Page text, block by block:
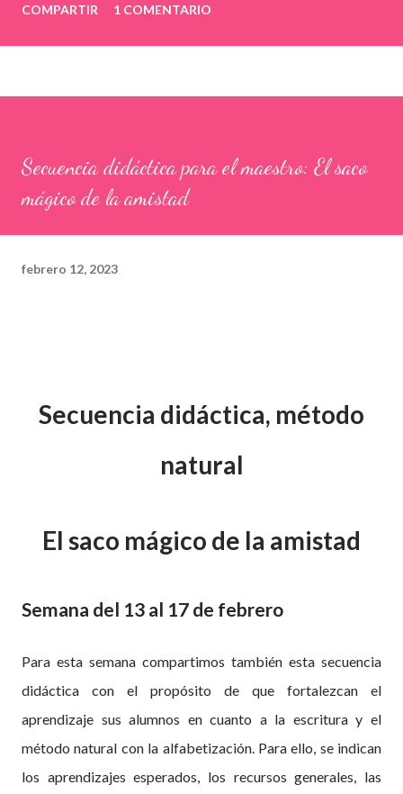
COMPARTIR 1 COMENTARIO
Secuencia didáctica para el maestro: El saco
mágico de la amistad
febrero 12, 2023
Secuencia didáctica, método
natural
El saco mágico de la amistad
Semana del 13 al 17 de febrero
Para esta semana compartimos también esta secuencia
didáctica con el propósito de que fortalezcan el
aprendizaje sus alumnos en cuanto a la escritura y el
método natural con la alfabetización. Para ello, se indican
los aprendizajes esperados, los recursos generales, las